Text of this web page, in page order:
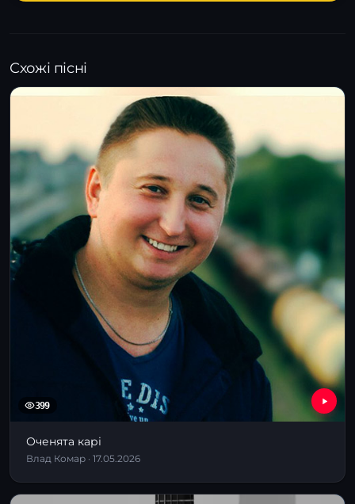
Схожі пісні
399
Оченята карі
Влад Комар · 17.05.2026